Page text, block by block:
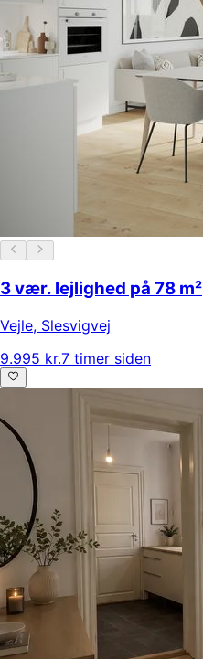
3 vær. lejlighed på 78 m²
Vejle, Slesvigvej
9.995 kr.7 timer siden